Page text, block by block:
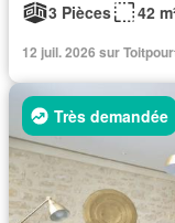
3 Pièces
42
12 juil. 2026 sur
Très demandée